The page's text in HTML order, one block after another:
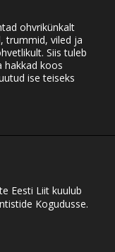
ohvrikünkalt
trummid, viled ja
Siis tuleb
hakkad koos
ise teiseks
Eesti Liit kuulub
Kogudusse.